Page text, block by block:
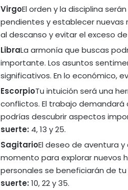
VirgoEl orden y la disciplina
pendientes y establecer nuevas
al descanso y evitar el exceso
LibraLa armonía que buscas
importante. Los asuntos
significativos. En lo económico,
EscorpioTu intuición será una
conflictos. El trabajo
podrías descubrir aspectos
suerte: 4, 13 y 25.
SagitarioEl deseo de aventura
momento para explorar nuevos
personales se beneficiarán de
suerte: 10, 22 y 35.